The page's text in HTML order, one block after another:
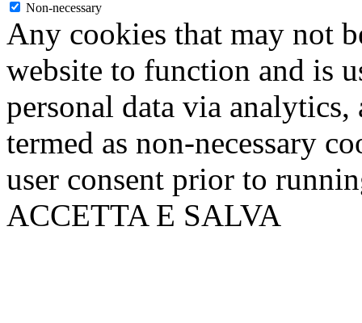
Non-necessary
Any cookies that may not
website to function and is
personal data via analytics,
termed as non-necessary
user consent prior to
ACCETTA E SALVA